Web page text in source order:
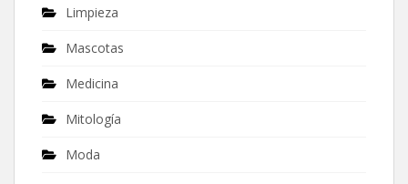
Limpieza
Mascotas
Medicina
Mitología
Moda